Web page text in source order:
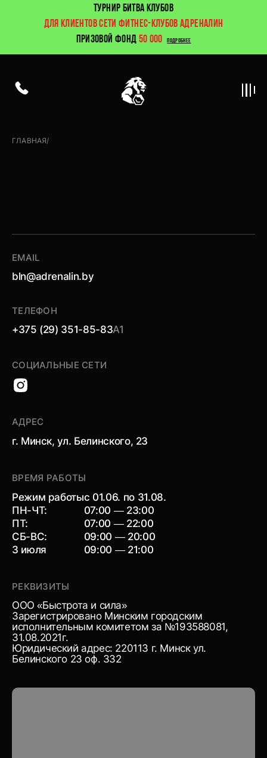
ТУРНИР БИТВА КЛУБОВ
ДЛЯ КЛИЕНТОВ СЕТИ ФИТНЕС-КЛУБОВ АДРЕНАЛИН
ПРИЗОВОЙ ФОНД 50 000 ПОДРОБНЕЕ
ГЛАВНАЯ/
Контакты
EMAIL
bln@adrenalin.by
ТЕЛЕФОН
+375 (29) 351-85-83А1
СОЦИАЛЬНЫЕ СЕТИ
АДРЕС
г. Минск, ул. Белинского, 23
ВРЕМЯ РАБОТЫ
Режим работы
ПН-ЧТ:
ПТ:
СБ-ВС:
3 июля
с 01.06. по 31.08.
07:00 — 23:00
07:00 — 22:00
09:00 — 20:00
09:00 — 21:00
РЕКВИЗИТЫ
ООО «Быстрота и сила»
Зарегистрировано Минским городским
исполнительным комитетом за №193588081,
31.08.2021г.
Юридический адрес: 220113 г. Минск ул.
Белинского 23 оф. 332